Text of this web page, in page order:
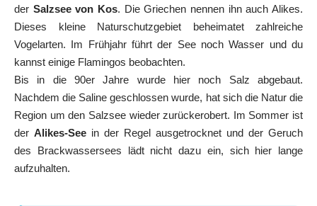
der Salzsee von Kos. Die Griechen nennen ihn auch Alikes.
Dieses kleine Naturschutzgebiet beheimatet zahlreiche
Vogelarten. Im Frühjahr führt der See noch Wasser und du
kannst einige Flamingos beobachten.
Bis in die 90er Jahre wurde hier noch Salz abgebaut.
Nachdem die Saline geschlossen wurde, hat sich die Natur die
Region um den Salzsee wieder zurückerobert. Im Sommer ist
der Alikes-See in der Regel ausgetrocknet und der Geruch
des Brackwassersees lädt nicht dazu ein, sich hier lange
aufzuhalten.